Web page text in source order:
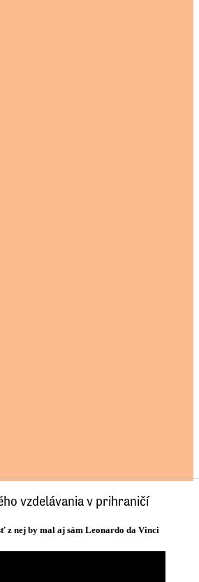
vzdelávania v prihraničí
z nej by mal aj sám Leonardo da Vinci